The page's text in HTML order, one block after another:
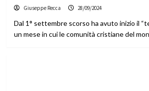
Giuseppe Recca 28/09/2024
Dal 1° settembre scorso ha avuto inizio il
un mese in cui le comunità cristiane del